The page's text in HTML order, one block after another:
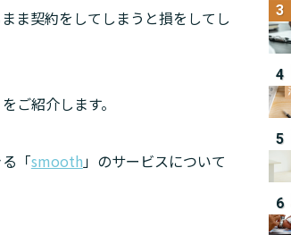
ま契約をしてしまうと損をしてし
をご紹介します。
「smooth」のサービスについて
3
4
5
6